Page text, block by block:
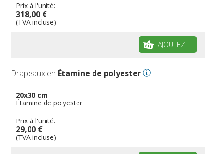
Prix à l'unité:
318,00 €
(TVA incluse)
AJOUTEZ
Drapeaux en Étamine de polyester
20x30 cm
Étamine de polyester
Prix à l'unité:
29,00 €
(TVA incluse)